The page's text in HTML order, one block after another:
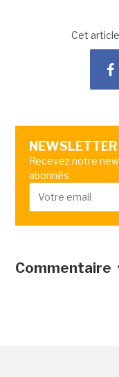
Cet
NEWSLETTER
Recevez notre
abonnés
Commentaire